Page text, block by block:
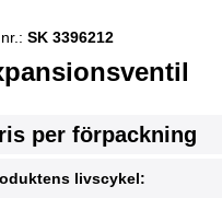
SK 3396212
per förpackning
livscykel: